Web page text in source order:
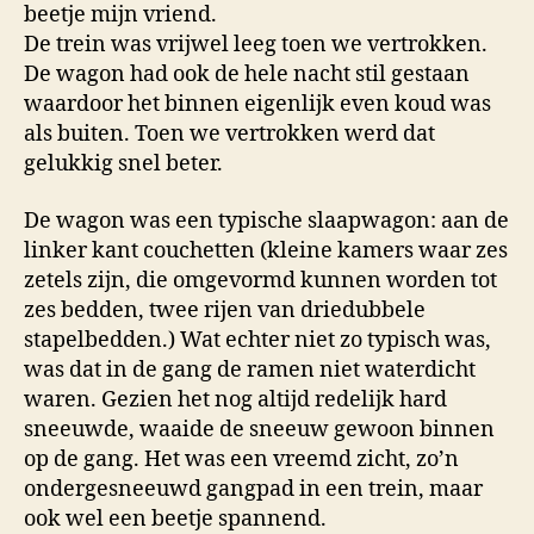
beetje mijn vriend.
De trein was vrijwel leeg toen we vertrokken.
De wagon had ook de hele nacht stil gestaan
waardoor het binnen eigenlijk even koud was
als buiten. Toen we vertrokken werd dat
gelukkig snel beter.
De wagon was een typische slaapwagon: aan de
linker kant couchetten (kleine kamers waar zes
zetels zijn, die omgevormd kunnen worden tot
zes bedden, twee rijen van driedubbele
stapelbedden.) Wat echter niet zo typisch was,
was dat in de gang de ramen niet waterdicht
waren. Gezien het nog altijd redelijk hard
sneeuwde, waaide de sneeuw gewoon binnen
op de gang. Het was een vreemd zicht, zo’n
ondergesneeuwd gangpad in een trein, maar
ook wel een beetje spannend.